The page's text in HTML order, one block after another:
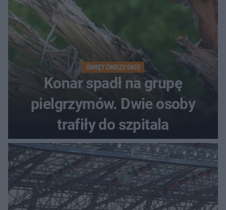
ŚWIĘTOKRZYSKIE
Konar spadł na grupę
pielgrzymów. Dwie osoby
trafiły do szpitala